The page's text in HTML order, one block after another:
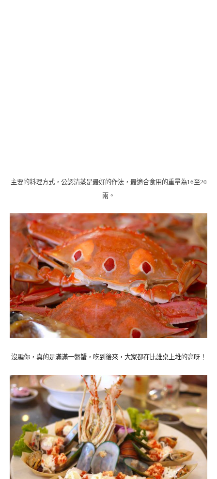
主要的料理方式，公認清蒸是最好的作法，最適合食用的重量為16至20
兩。
沒騙你，真的是滿滿一盤蟹，吃到後來，大家都在比誰桌上堆的高呀！